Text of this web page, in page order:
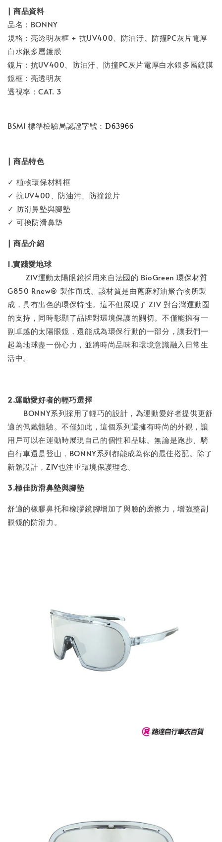
| 商品資料
品名：BONNY
規格：亮透明灰框 + 抗UV400、防油汙、防撞PC灰片電厚
白水銀多層鍍膜
鏡片：抗UV400、防油汙、防撞PC灰片電厚白水銀多層鍍膜
鏡框：亮透明灰
透視率：CAT. 3
BSMI 標準檢驗局認證字號： D63966
| 商品特色
✓ 植物環保材料框
✓ 抗UV400、防油污、防撞鏡片
✓ 防滑鼻墊與腳墊
✓ 可換防滑鼻墊
| 商品介紹
1.實踐愛地球
ZIV運動太陽眼鏡採用來自法國的 BioGreen 環保材質
G850 Rnew® 製作而成。該材質是由蓖麻籽油聚合物所製
成，具有出色的環保特性。這不但展現了 ZIV 對台灣運動圈
的支持，同時彰顯了品牌對環境保護的關切。不僅能擁有一
副卓越的太陽眼鏡，還能成為環保行動的一部分，讓我們一
起為地球盡一份心力，並將時尚品味和環境意識融入日常生
活中。
2.運動愛好者的輕巧選擇
BONNY系列採用了輕巧的設計，為運動愛好者提供更舒
適的佩戴體驗。不僅如此，這個系列還擁有時尚的外觀，讓
用戶可以在運動時展現自己的個性和品味。無論是跑步、騎
自行車還是登山，BONNY系列都能成為你的最佳搭配。除了
新穎設計，ZIV也注重環境保護理念。
3.極佳防滑鼻墊與腳墊
舒適的橡膠鼻托和橡膠鏡腳增加了與臉的磨擦力，增強整副
眼鏡的防滑力。